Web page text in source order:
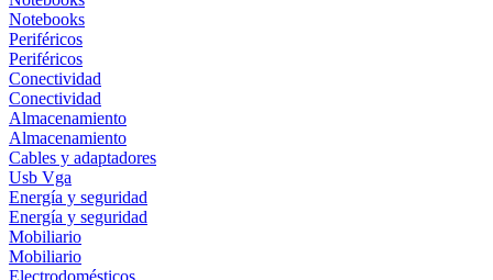
Notebooks
Periféricos
Periféricos
Conectividad
Conectividad
Almacenamiento
Almacenamiento
Cables y adaptadores
Usb Vga
Energía y seguridad
Energía y seguridad
Mobiliario
Mobiliario
Electrodomésticos